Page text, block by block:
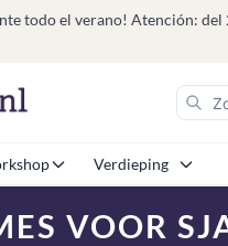
todo el verano! Atención:
Verdieping
VOOR